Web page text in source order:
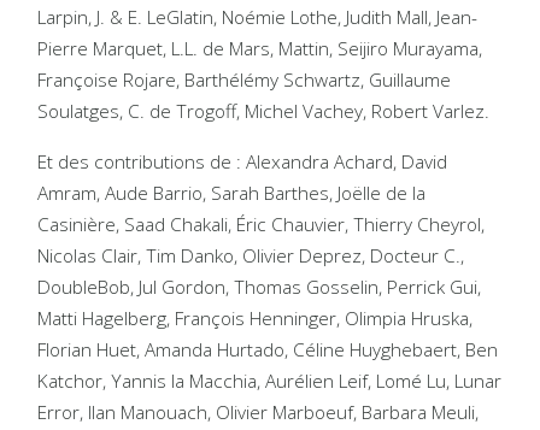
Larpin, J. & E. LeGlatin, Noémie Lothe, Judith Mall, Jean-
Pierre Marquet, L.L. de Mars, Mattin, Seijiro Murayama,
Françoise Rojare, Barthélémy Schwartz, Guillaume
Soulatges, C. de Trogoff, Michel Vachey, Robert Varlez.
Et des contributions de : Alexandra Achard, David
Amram, Aude Barrio, Sarah Barthes, Joëlle de la
Casinière, Saad Chakali, Éric Chauvier, Thierry Cheyrol,
Nicolas Clair, Tim Danko, Olivier Deprez, Docteur C.,
DoubleBob, Jul Gordon, Thomas Gosselin, Perrick Gui,
Matti Hagelberg, François Henninger, Olimpia Hruska,
Florian Huet, Amanda Hurtado, Céline Huyghebaert, Ben
Katchor, Yannis la Macchia, Aurélien Leif, Lomé Lu, Lunar
Error, Ilan Manouach, Olivier Marboeuf, Barbara Meuli,